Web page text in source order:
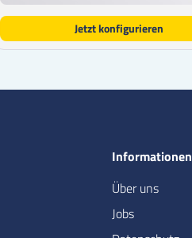
Jetzt konfigurieren
Informationen
Über uns
Jobs